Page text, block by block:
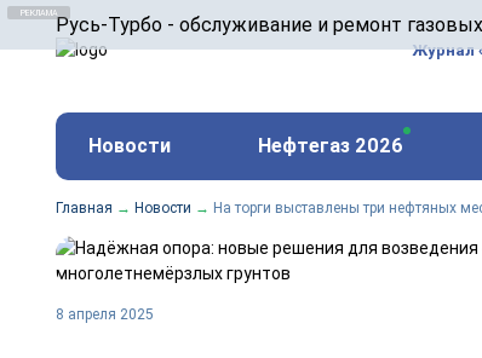
Русь-Турбо - обслуживание и ремонт
ООО «Русь-Турбо» занимается сервисом
оборудования ТЭС, зарубежных поршневых
и других предприятиях.
Реклама. ООО «Русь-Турбо», ИНН 7802588950
erid: F7NfYUJCUneVdwPs4znf
Журнал
Новости Нефтегаз 2026
Главная → Новости → На торги выставлены три нефтяных
8 апреля 2025